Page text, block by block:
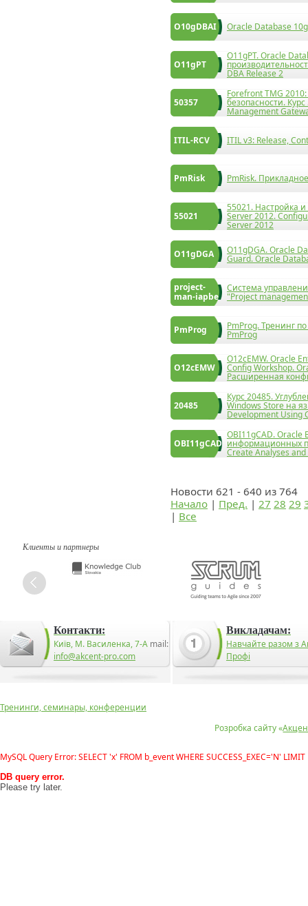
O10gDBAI Oracle Database
O11gPT
O11gPT. Oracle
DBA Release 2
50357
Forefront TMG
безопасности.
Management
ITIL-RCV ITIL v3: Release,
PmRisk PmRisk.
55021
55021. Настройка
Server 2012.
Server 2012
O11gDGA O11gDGA. Oracle
Guard. Oracle
project-
man-iapbe
Система
"Project
PmProg PmProg. Тренинг
PmProg
O12cEMW
O12cEMW. Oracle
Config Workshop.
Расширенная
20485
Курс 20485.
Windows Store на
Development Using
OBI11gCAD
OBI11gCAD. Oracle
информационных
Create Analyses
Новости 621 - 640 из 764
Начало | Пред. | 27 28 29
| Все
Клиенты и партнеры
Контакти:
Київ, М. Василенка, 7-А mail:
info@akcent-pro.com
Викладачам:
Навчайте разом з
Профі
Розробка сайту «
Тренинги, семинары, конференции
MySQL Query Error: SELECT 'x' FROM b_event WHERE SUCCESS_EXEC='N' LIMIT
DB query error.
Please try later.